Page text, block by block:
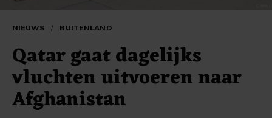
NIEUWS / BUITENLAND
Qatar gaat dagelijks
vluchten uitvoeren naar
Afghanistan